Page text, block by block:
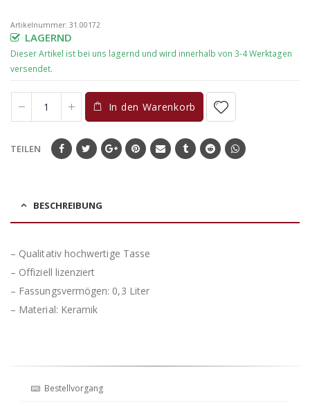
Artikelnummer: 31.00172
LAGERND
In den Warenkorb
TEILEN
BESCHREIBUNG
– Qualitativ hochwertige Tasse
– Offiziell lizenziert
– Fassungsvermögen: 0,3 Liter
– Material: Keramik
Bestellvorgang